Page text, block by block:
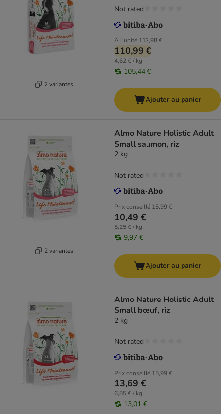
2 variantes
À l'unité 112,98 €
110,99 €
4,62 € / kg
105,44 €
Not rated
Ajouter au panier
2 variantes
Almo Nature Holistic Adult
Small saumon, riz
2 kg
Prix conseillé 15,99 €
10,49 €
5,25 € / kg
9,97 €
Not rated
Ajouter au panier
Almo Nature Holistic Adult
Small bœuf, riz
2 kg
Prix conseillé 15,99 €
13,69 €
6,85 € / kg
13,01 €
Not rated